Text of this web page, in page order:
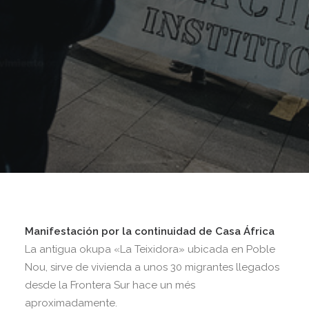
Manifestación por la continuidad de Casa África
La antigua okupa «La Teixidora» ubicada en Poble
Nou, sirve de vivienda a unos 30 migrantes llegados
desde la Frontera Sur hace un més
aproximadamente.